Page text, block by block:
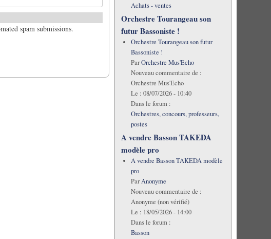
spam submissions.
Achats - ventes
Orchestre Tourangeau son
futur Bassoniste !
Orchestre Tourangeau son futur
Bassoniste !
ParOrchestre Mus'Echo
Nouveau commentaire de :
Orchestre Mus'Echo
Le : 08/07/2026 - 10:40
Dans le forum :
Orchestres, concours, professeurs,
postes
A vendre Basson TAKEDA
modèle pro
A vendre Basson TAKEDA modèle
pro
ParAnonyme
Nouveau commentaire de :
Anonyme (non vérifié)
Le : 18/05/2026 - 14:00
Dans le forum :
Basson